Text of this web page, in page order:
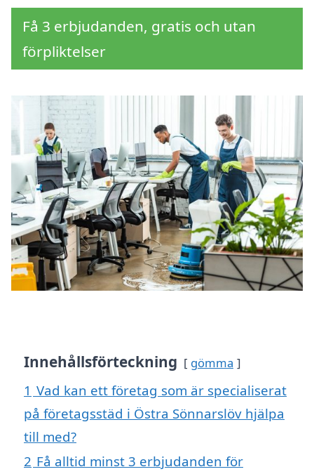
Få 3 erbjudanden, gratis och utan
förpliktelser
Innehållsförteckning gömma
1 Vad kan ett företag som är specialiserat
på företagsstäd i Östra Sönnarslöv hjälpa
till med?
2 Få alltid minst 3 erbjudanden för